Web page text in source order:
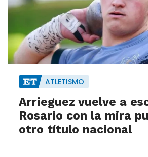
ATLETISMO
Arrieguez vuelve a
Rosario con la mira
otro título nacional